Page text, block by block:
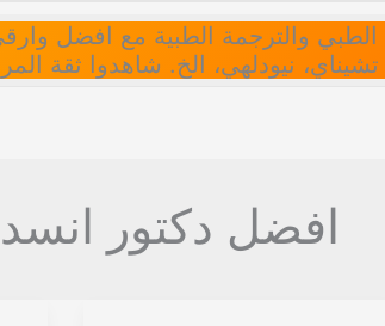
التنسيق الطبي والترجمة الطبية مع
تشيناي، نيودلهي، الخ. شاهدوا ثقة
افضل دكتور